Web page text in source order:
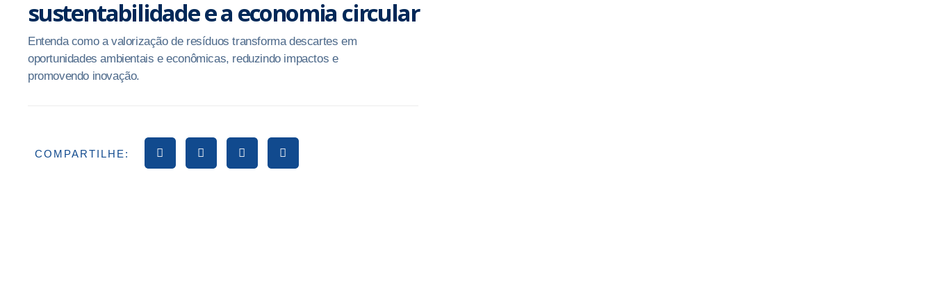
sustentabilidade e a economia circular
Entenda como a valorização de resíduos transforma descartes em
oportunidades ambientais e econômicas, reduzindo impactos e
promovendo inovação.
COMPARTILHE: